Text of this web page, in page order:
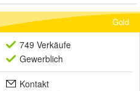
Gold
749 Verkäufe
Gewerblich
Kontakt